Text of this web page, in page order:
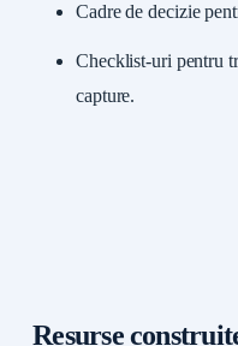
Cadre de decizie
Checklist-uri pentru
capture.
Resurse